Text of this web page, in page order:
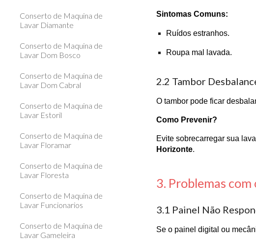
Conserto de Maquina de
Lavar Diamante
Conserto de Maquina de
Lavar Dom Bosco
Conserto de Maquina de
Lavar Dom Cabral
Conserto de Maquina de
Lavar Estoril
Conserto de Maquina de
Lavar Floramar
Conserto de Maquina de
Lavar Floresta
Conserto de Maquina de
Lavar Funcionarios
Conserto de Maquina de
Lavar Gameleira
Sintomas Comuns:
Ruídos estranhos.
Roupa mal lavada.
2.2 Tambor
O tambor pode ficar
Como Prevenir?
Evite sobrecarregar sua
Horizonte.
3. Problemas
3.1 Painel Não
Se o painel digital ou